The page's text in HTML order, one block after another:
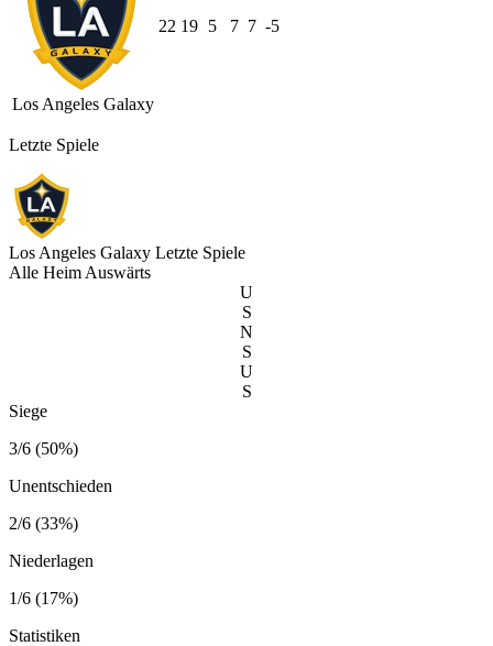
Los Angeles Galaxy
22 19 5 7 7 -5
Letzte Spiele
Los Angeles Galaxy Letzte Spiele
Alle Heim Auswärts
U
S
N
S
U
S
Siege
3/6 (50%)
Unentschieden
2/6 (33%)
Niederlagen
1/6 (17%)
Statistiken